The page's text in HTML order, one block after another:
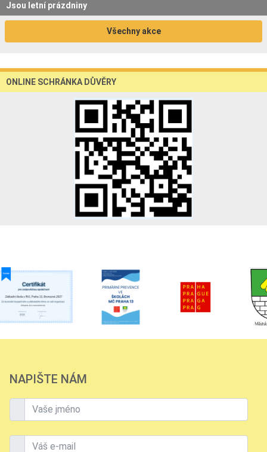
Jsou letní prázdniny
Všechny akce
ONLINE SCHRÁNKA DŮVĚRY
NAPIŠTE NÁM
Vaše jméno
Váš e-mail